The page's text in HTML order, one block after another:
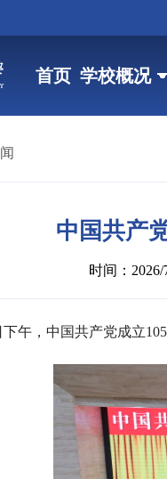
首页 学校概况
中国共产
时间：2026/
下午，中国共产党成立